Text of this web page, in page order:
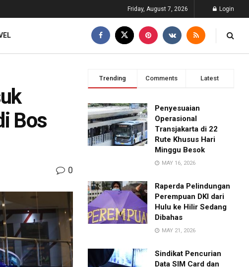
Friday, August 7, 2026 Login
Bos
0
Trending Comments Latest
Penyesuaian
Operasional
Transjakarta di 22
Rute Khusus Hari
Minggu Besok
MAY 16, 2026
Raperda Pelindungan
Perempuan DKI dari
Hulu ke Hilir Sedang
Dibahas
MAY 21, 2026
Sindikat Pencurian
Data SIM Card dan